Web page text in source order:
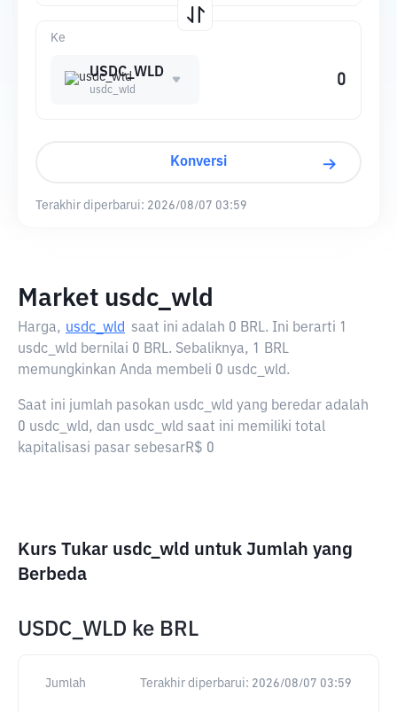
Ke
USDC_WLD
usdc_wld
Konversi
Terakhir diperbarui: 2026/08/07 03:59
Market usdc_wld
Harga, usdc_wld saat ini adalah 0 BRL. Ini berarti 1
usdc_wld bernilai 0 BRL. Sebaliknya, 1 BRL
memungkinkan Anda membeli 0 usdc_wld.
Saat ini jumlah pasokan usdc_wld yang beredar adalah
0 usdc_wld, dan usdc_wld saat ini memiliki total
kapitalisasi pasar sebesarR$ 0
Kurs Tukar usdc_wld untuk Jumlah yang
Berbeda
USDC_WLD ke BRL
Jumlah Terakhir diperbarui: 2026/08/07 03:59